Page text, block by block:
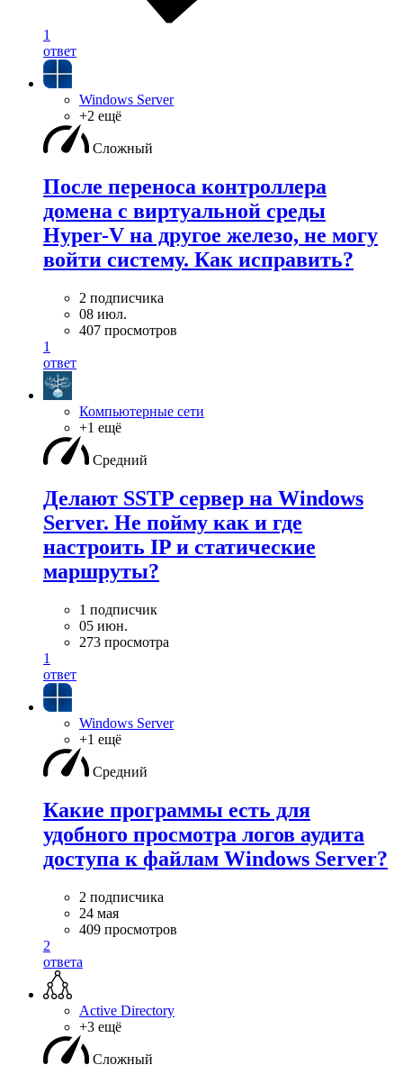
1
ответ
Windows Server
+2 ещё
Сложный
После переноса контроллера
домена с виртуальной среды
Hyper-V на другое железо, не могу
войти систему. Как исправить?
2 подписчика
08 июл.
407 просмотров
1
ответ
Компьютерные сети
+1 ещё
Средний
Делают SSTP сервер на Windows
Server. Не пойму как и где
настроить IP и статические
маршруты?
1 подписчик
05 июн.
273 просмотра
1
ответ
Windows Server
+1 ещё
Средний
Какие программы есть для
удобного просмотра логов аудита
доступа к файлам Windows Server?
2 подписчика
24 мая
409 просмотров
2
ответа
Active Directory
+3 ещё
Сложный